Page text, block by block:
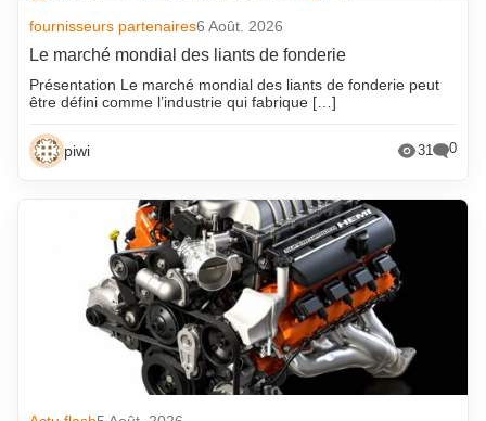
fournisseurs partenaires6 Août. 2026
Le marché mondial des liants de fonderie
Présentation Le marché mondial des liants de fonderie peut
être défini comme l’industrie qui fabrique […]
piwi 31 0